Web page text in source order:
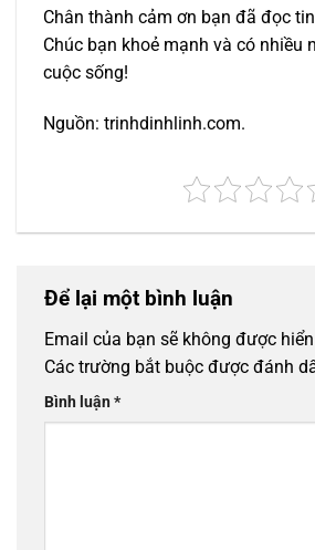
Chân thành cảm ơn bạn đã đọc
Chúc bạn khoẻ mạnh và có nhiều
cuộc sống!
Nguồn: trinhdinhlinh.com.
Để lại một bình luận
Email của bạn sẽ không được
Các trường bắt buộc được đánh
Bình luận*